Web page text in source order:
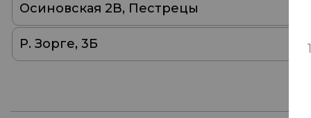
Осиновская 2В, Пестрецы
Р. Зорге, 3Б